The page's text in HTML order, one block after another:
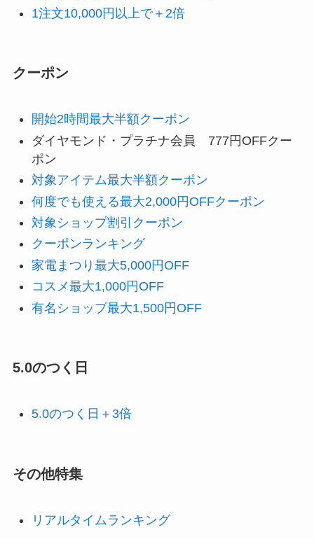
1注文10,000円以上で＋2倍
クーポン
開始2時間最大半額クーポン
ダイヤモンド・プラチナ会員 777円OFFクー
ポン
対象アイテム最大半額クーポン
何度でも使える最大2,000円OFFクーポン
対象ショップ割引クーポン
クーポンランキング
家電まつり最大5,000円OFF
コスメ最大1,000円OFF
有名ショップ最大1,500円OFF
5.0のつく日
5.0のつく日＋3倍
その他特集
リアルタイムランキング